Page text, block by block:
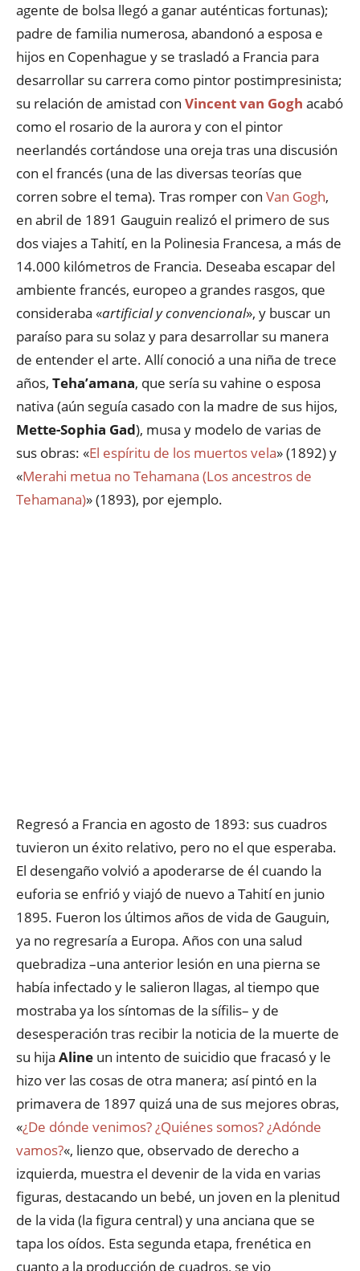
agente de bolsa llegó a ganar auténticas fortunas);
padre de familia numerosa, abandonó a esposa e
hijos en Copenhague y se trasladó a Francia para
desarrollar su carrera como pintor postimpresinista;
su relación de amistad con Vincent van Gogh acabó
como el rosario de la aurora y con el pintor
neerlandés cortándose una oreja tras una discusión
con el francés (una de las diversas teorías que
corren sobre el tema). Tras romper con Van Gogh,
en abril de 1891 Gauguin realizó el primero de sus
dos viajes a Tahití, en la Polinesia Francesa, a más de
14.000 kilómetros de Francia. Deseaba escapar del
ambiente francés, europeo a grandes rasgos, que
consideraba «artificial y convencional», y buscar un
paraíso para su solaz y para desarrollar su manera
de entender el arte. Allí conoció a una niña de trece
años, Teha’amana, que sería su vahine o esposa
nativa (aún seguía casado con la madre de sus hijos,
Mette-Sophia Gad), musa y modelo de varias de
sus obras: «El espíritu de los muertos vela» (1892) y
«Merahi metua no Tehamana (Los ancestros de
Tehamana)» (1893), por ejemplo.
Regresó a Francia en agosto de 1893: sus cuadros
tuvieron un éxito relativo, pero no el que esperaba.
El desengaño volvió a apoderarse de él cuando la
euforia se enfrió y viajó de nuevo a Tahití en junio
1895. Fueron los últimos años de vida de Gauguin,
ya no regresaría a Europa. Años con una salud
quebradiza –una anterior lesión en una pierna se
había infectado y le salieron llagas, al tiempo que
mostraba ya los síntomas de la sífilis– y de
desesperación tras recibir la noticia de la muerte de
su hija Aline un intento de suicidio que fracasó y le
hizo ver las cosas de otra manera; así pintó en la
primavera de 1897 quizá una de sus mejores obras,
«¿De dónde venimos? ¿Quiénes somos? ¿Adónde
vamos?«, lienzo que, observado de derecho a
izquierda, muestra el devenir de la vida en varias
figuras, destacando un bebé, un joven en la plenitud
de la vida (la figura central) y una anciana que se
tapa los oídos. Esta segunda etapa, frenética en
cuanto a la producción de cuadros, se vio